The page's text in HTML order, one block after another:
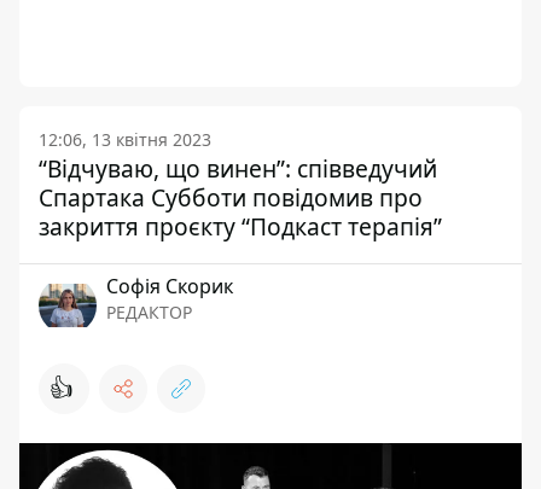
12:06, 13 квітня 2023
“Відчуваю, що винен”: співведучий
Спартака Субботи повідомив про
закриття проєкту “Подкаст терапія”
Софія Скорик
РЕДАКТОР
👍